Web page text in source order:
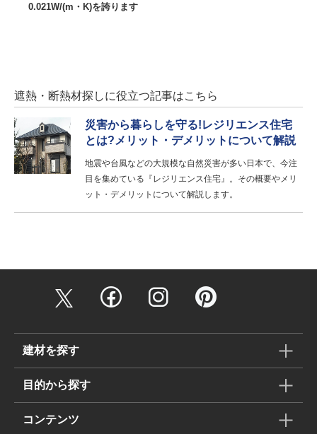
0.021W/(m・K)を誇ります
遮熱・断熱材探しに役立つ記事はこちら
災害から暮らしを守る!レジリエンス住宅
とは?メリット・デメリットについて解説
地震や台風などの大規模な自然災害が多い日本で、今注
目を集めている『レジリエンス住宅』。その概要やメリ
ット・デメリットについて解説します。
建材を探す
目的から探す
コンテンツ